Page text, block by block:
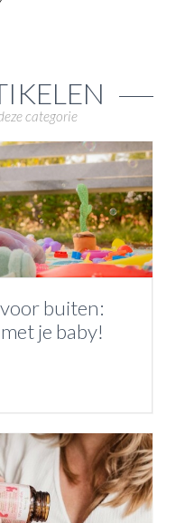
categorie
buiten:
je baby!